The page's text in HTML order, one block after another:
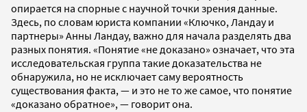
опирается на спорные с научной точки зрения данные.
Здесь, по словам юриста компании «Ключко, Ландау и
партнеры» Анны Ландау, важно для начала разделять два
разных понятия. «Понятие «не доказано» означает, что эта
исследовательская группа такие доказательства не
обнаружила, но не исключает саму вероятность
существования факта, — и это не то же самое, что понятие
«доказано обратное», — говорит она.